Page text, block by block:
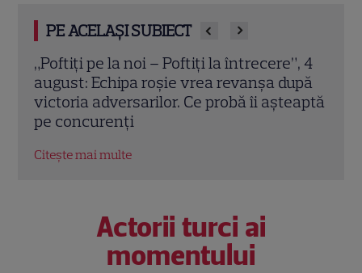
PE ACELAȘI SUBIECT
Grila TV de toamnă 2026: toate
premierele confirmate la Pro TV și
Antena 1. Ce show-uri și seriale revin din
septembrie
Citește mai multe
Actorii turci ai
momentului